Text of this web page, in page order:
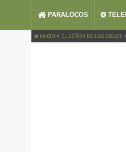
PARALOCOS
INICIO » EL SEÑOR DE LOS CIELOS »